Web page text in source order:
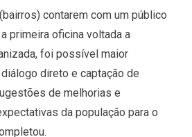
contarem com um público
primeira oficina voltada a
foi possível maior
direto e captação de
de melhorias e
da população para o